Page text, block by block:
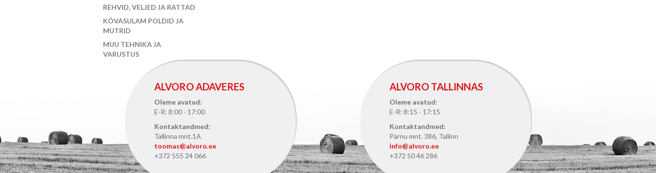
REHVID, VELJED JA RATTAD
KÕVASULAM POLDID JA
MUTRID
MUU TEHNIKA JA
VARUSTUS
ALVORO ADAVERES
Oleme avatud:
E-R: 8:00 - 17:00
Kontaktandmed:
Tallinna mnt.1A
toomas@alvoro.ee
+372 555 24 066
ALVORO TALLINNAS
Oleme avatud:
E-R: 8:15 - 17:15
Kontaktandmed:
Pärnu mnt. 386, Tallinn
info@alvoro.ee
+372 50 46 286